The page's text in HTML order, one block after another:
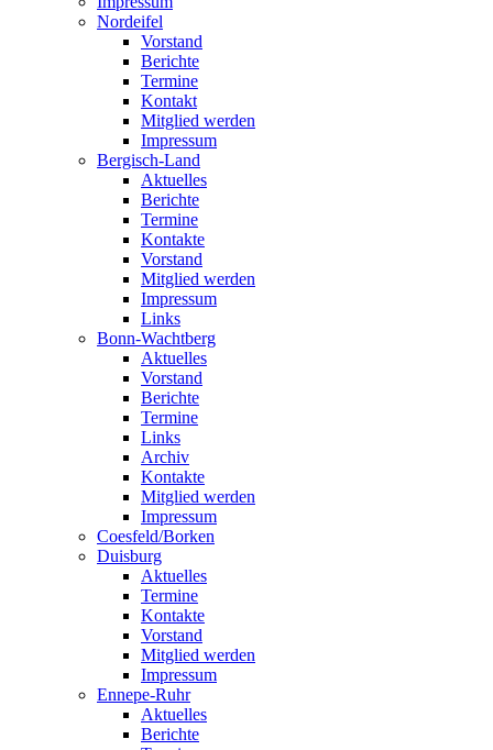
Nordeifel
Vorstand
Berichte
Termine
Kontakt
Mitglied werden
Impressum
Bergisch-Land
Aktuelles
Berichte
Termine
Kontakte
Vorstand
Mitglied werden
Impressum
Links
Bonn-Wachtberg
Aktuelles
Vorstand
Berichte
Termine
Links
Archiv
Kontakte
Mitglied werden
Impressum
Coesfeld/Borken
Duisburg
Aktuelles
Termine
Kontakte
Vorstand
Mitglied werden
Impressum
Ennepe-Ruhr
Aktuelles
Berichte